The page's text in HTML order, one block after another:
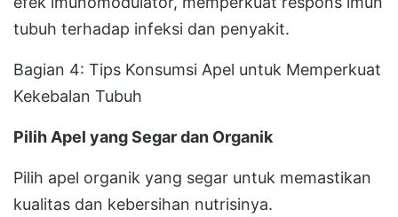
tubuh terhadap infeksi dan penyakit.
Bagian 4: Tips Konsumsi Apel untuk Memperkuat
Kekebalan Tubuh
Pilih Apel yang Segar dan Organik
Pilih apel organik yang segar untuk memastikan
kualitas dan kebersihan nutrisinya.